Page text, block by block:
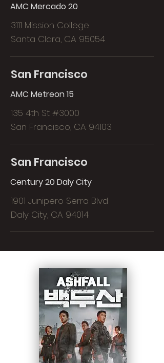
AMC Mercado 20
3111 Mission College
Santa Clara, CA 95054
San Francisco
AMC Metreon 15
135 4th St #3000
San Francisco, CA 94103
San Francisco
Century 20 Daly City
1901 Junipero Serra Blvd
Daly City, CA 94014